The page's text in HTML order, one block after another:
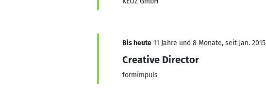
Bis heute 11 Jahre und 8 Monate, seit Jan. 2015
Creative Director
formimpuls